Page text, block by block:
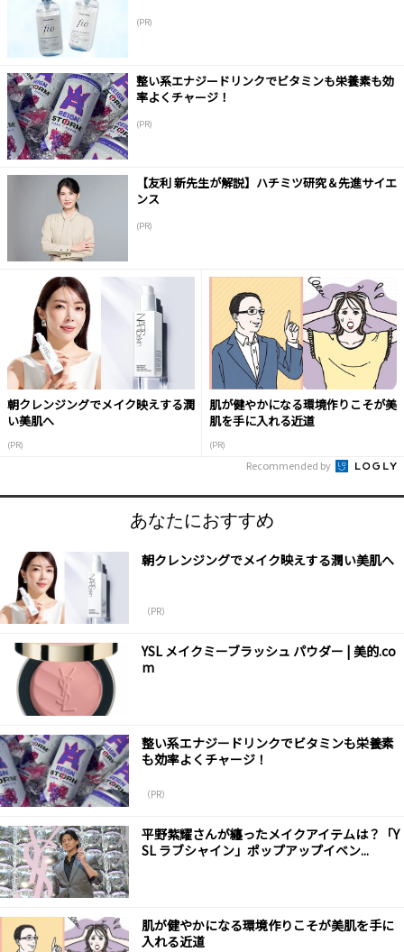
(PR)
整い系エナジードリンクでビタミンも栄養素も効
率よくチャージ！
(PR)
【友利 新先生が解説】ハチミツ研究＆先進サイエ
ンス
(PR)
朝クレンジングでメイク映えする潤
い美肌へ
(PR)
肌が健やかになる環境作りこそが美
肌を手に入れる近道
(PR)
Recommended by
あなたにおすすめ
朝クレンジングでメイク映えする潤い美肌へ
（PR）
YSL メイクミーブラッシュ パウダー | 美的.co
m
整い系エナジードリンクでビタミンも栄養素
も効率よくチャージ！
（PR）
平野紫耀さんが纏ったメイクアイテムは？「Y
SL ラブシャイン」ポップアップイベン...
肌が健やかになる環境作りこそが美肌を手に
入れる近道